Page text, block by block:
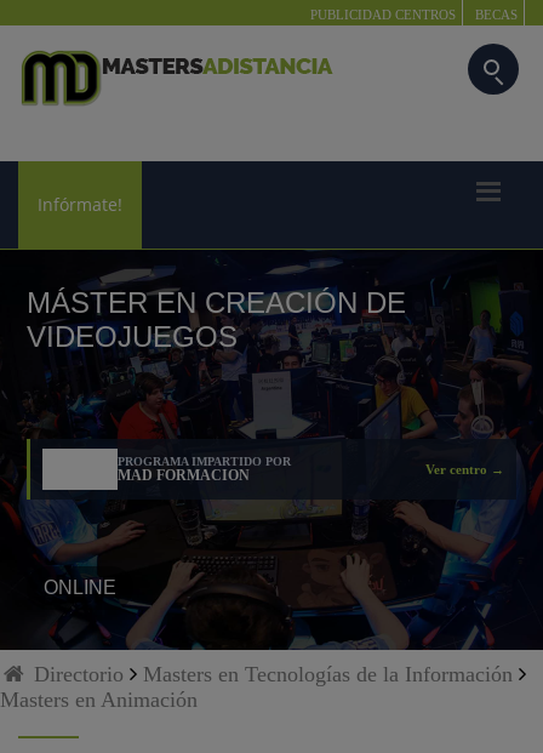
PUBLICIDAD CENTROS BECAS
Infórmate!
MÁSTER EN CREACIÓN DE
VIDEOJUEGOS
PROGRAMA IMPARTIDO POR
MAD FORMACION Ver centro →
ONLINE
Directorio
Masters en Tecnologías de la Información
Masters en Animación